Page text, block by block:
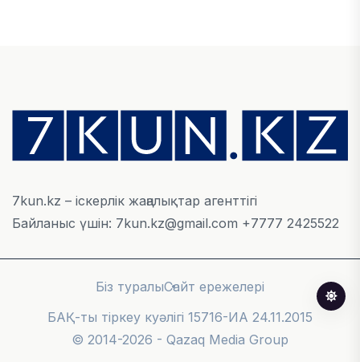
Алматы қалалық МКД мүлікті сатудан
алынатын салық туралы сұрақтарға жауап
берді
«Бәйтерек» холдингінің инвестициялық және
7kun.kz – іскерлік жаңалықтар агенттігі
Байланыс үшін: 7kun.kz@gmail.com +7777 2425522
Біз туралыСайт ережелері
БАҚ-ты тіркеу куәлігі 15716-ИА 24.11.2015
© 2014-2026 - Qazaq Media Group